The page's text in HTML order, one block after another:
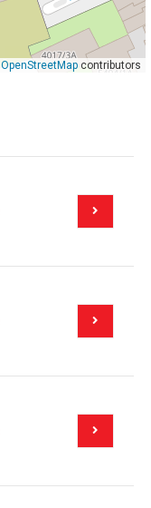
OpenStreetMapcontributors